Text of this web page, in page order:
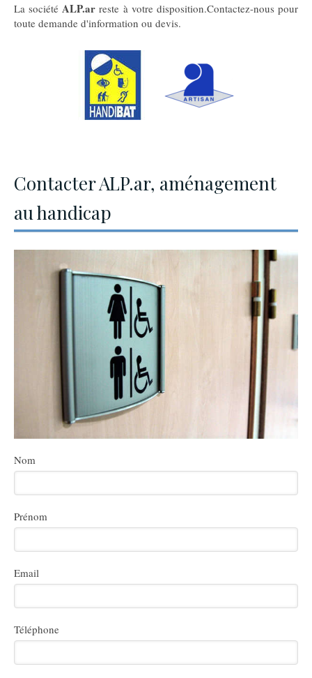
La sociétéALP.ar reste à votre disposition.Contactez-nous pour
toute demande d'information ou devis.
Contacter ALP.ar, aménagement
au handicap
Nom
Prénom
Email
Téléphone